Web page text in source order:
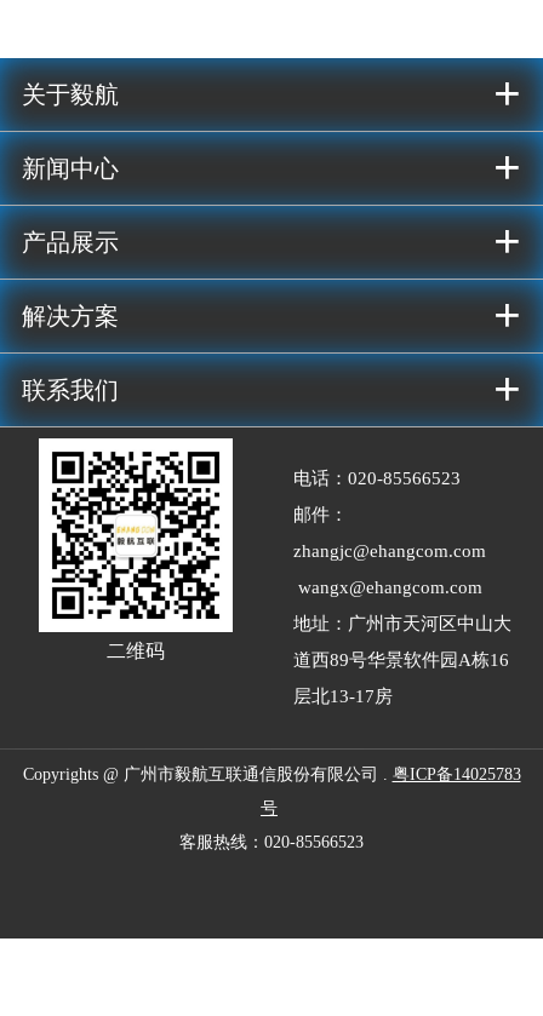
关于毅航 +
新闻中心 +
产品展示 +
解决方案 +
联系我们 +
二维码
电话：020-85566523
邮件：
zhangjc@ehangcom.com
wangx@ehangcom.com
地址：广州市天河区中山大
道西89号华景软件园A栋16
层北13-17房
Copyrights @ 广州市毅航互联通信股份有限公司 . 粤ICP备14025783
号
客服热线：020-85566523